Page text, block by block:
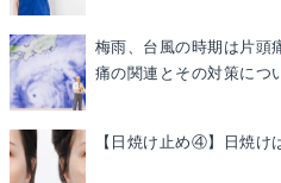
梅雨、台風の時期は片頭
痛の関連とその対策につ
【日焼け止め④】日焼け